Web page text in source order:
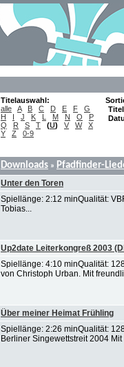
Titelauswahl:
alle
A B C D E F
G
H
I J K L M N O
P
Q
R S T (U) V W
X
Y
Z 0-9
Titel
Downloads » Pfadfinder-
Unter den Toren
Spiellänge: 2:12 minQualität:
Tobias...
Up2date Leiterkongreß 2003
Spiellänge: 4:10 minQualität:
von Christoph Urban. Mit
Über meiner Heimat Frühling
Spiellänge: 2:26 minQualität:
Berliner Singewettstreit 2004